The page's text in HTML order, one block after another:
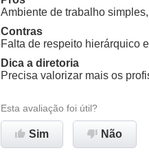
Ambiente de trabalho
Não recomenda esta
empresa
Ambiente de trabalho
Contras
Falta de respeito hierárquico
Dica a diretoria
Precisa valorizar mais os
Esta avaliação foi útil?
Sim Não